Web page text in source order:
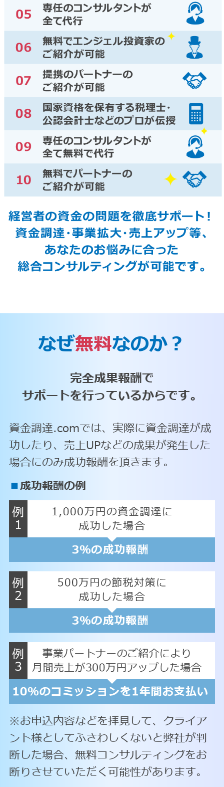
なぜ無料なのか？
完全成果報酬で
サポートを行っているからです。
資金調達.comでは、実際に資金調達が成
功したり、売上UPなどの成果が発生した
場合にのみ成功報酬を頂きます。
■成功報酬の例
※お申込内容などを拝見して、クライア
ント様としてふさわしくないと弊社が判
断した場合、無料コンサルティングをお
断りさせていただく可能性があります。